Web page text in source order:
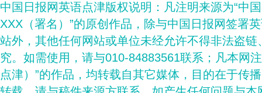
中国日报网英语点津版权说明：凡注明来源为“中
XXX（署名）”的原创作品，除与中国日报网签署
站外，其他任何网站或单位未经允许不得非法盗
究。如需使用，请与010-84883561联系；凡本网
点津）”的作品，均转载自其它媒体，目的在于传